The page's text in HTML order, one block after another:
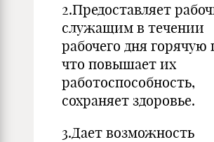
2.Предоставляет
служащим в течении
рабочего дня горячую
что повышает их
работоспособность,
сохраняет здоровье.
3.Дает возможность